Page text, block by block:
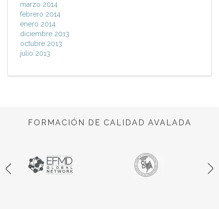
marzo 2014
febrero 2014
enero 2014
diciembre 2013
octubre 2013
julio 2013
FORMACIÓN DE CALIDAD AVALADA